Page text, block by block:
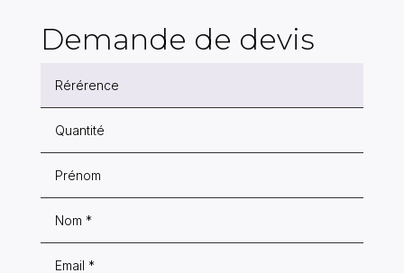
Demande de devis